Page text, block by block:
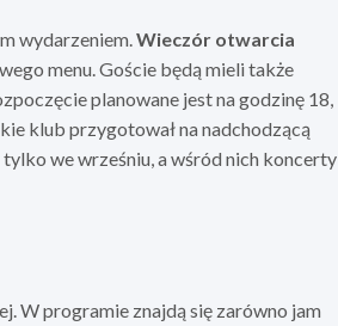
wydarzeniem.Wieczór otwarcia
menu. Goście będą mieli także
planowane jest na godzinę 18,
klub przygotował na nadchodzącą
we wrześniu, a wśród nich koncerty
W programie znajdą się zarówno jam